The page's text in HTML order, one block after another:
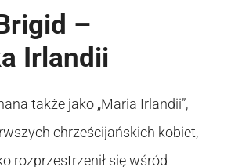
–
Irlandii
także jako „Maria Irlandii”,
chrześcijańskich kobiet,
rozprzestrzenił się wśród